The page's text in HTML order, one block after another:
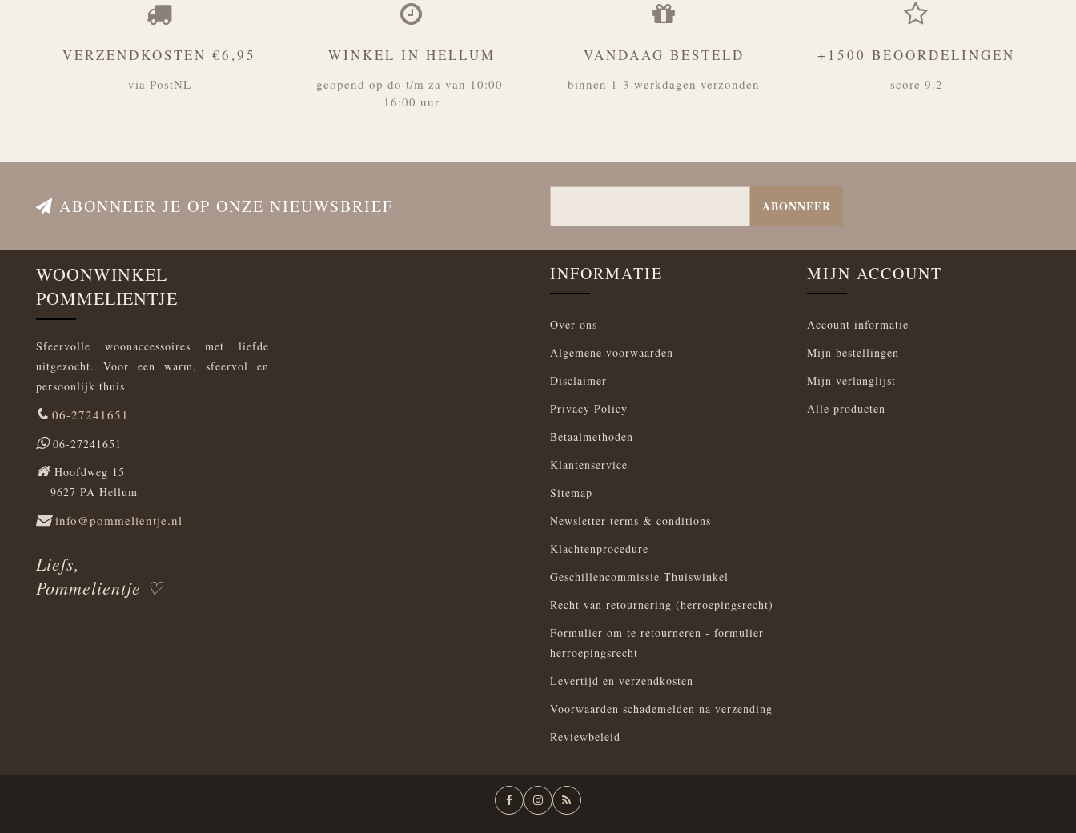
VERZENDKOSTEN €6,95
via PostNL
WINKEL IN HELLUM
geopend op do t/m za van 10:00-
16:00 uur
VANDAAG BESTELD
binnen 1-3 werkdagen verzonden
+1500 BEOORDELINGEN
score 9.2
ABONNEER JE OP ONZE NIEUWSBRIEF ABONNEER
WOONWINKEL
POMMELIENTJE
Sfeervolle woonaccessoires met liefde
uitgezocht. Voor een warm, sfeervol en
persoonlijk thuis
06-27241651
06-27241651
Hoofdweg 15
9627 PA Hellum
info@pommelientje.nl
Liefs,
Pommelientje ♡
INFORMATIE
Over ons
Algemene voorwaarden
Disclaimer
Privacy Policy
Betaalmethoden
Klantenservice
Sitemap
Newsletter terms & conditions
Klachtenprocedure
Geschillencommissie Thuiswinkel
Recht van retournering (herroepingsrecht)
Formulier om te retourneren - formulier
herroepingsrecht
Levertijd en verzendkosten
Voorwaarden schademelden na verzending
Reviewbeleid
MIJN ACCOUNT
Account informatie
Mijn bestellingen
Mijn verlanglijst
Alle producten